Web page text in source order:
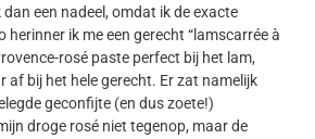
een nadeel, omdat ik de exacte
herinner ik me een gerecht “lamscarrée à
rosé paste perfect bij het lam,
af bij het hele gerecht. Er zat namelijk
geconfijte (en dus zoete!)
droge rosé niet tegenop, maar de